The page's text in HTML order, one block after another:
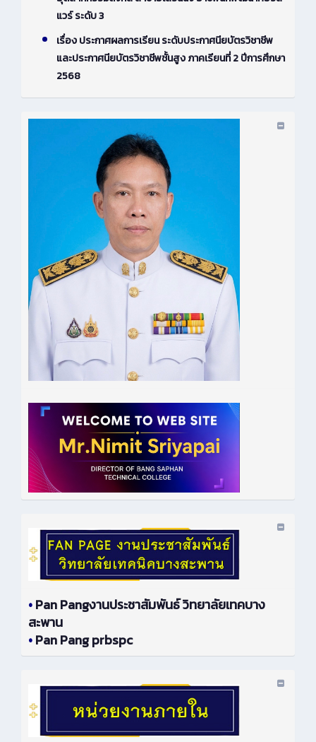
แวร์ ระดับ 3
เรื่อง ประกาศผลการเรียน ระดับประกาศนียบัตรวิชาชีพ
และประกาศนียบัตรวิชาชีพชั้นสูง ภาคเรียนที่ 2 ปีการศึกษา
2568
•Pan Pangงานประชาสัมพันธ์ วิทยาลัยเทคบาง
สะพาน
•Pan Pang prbspc